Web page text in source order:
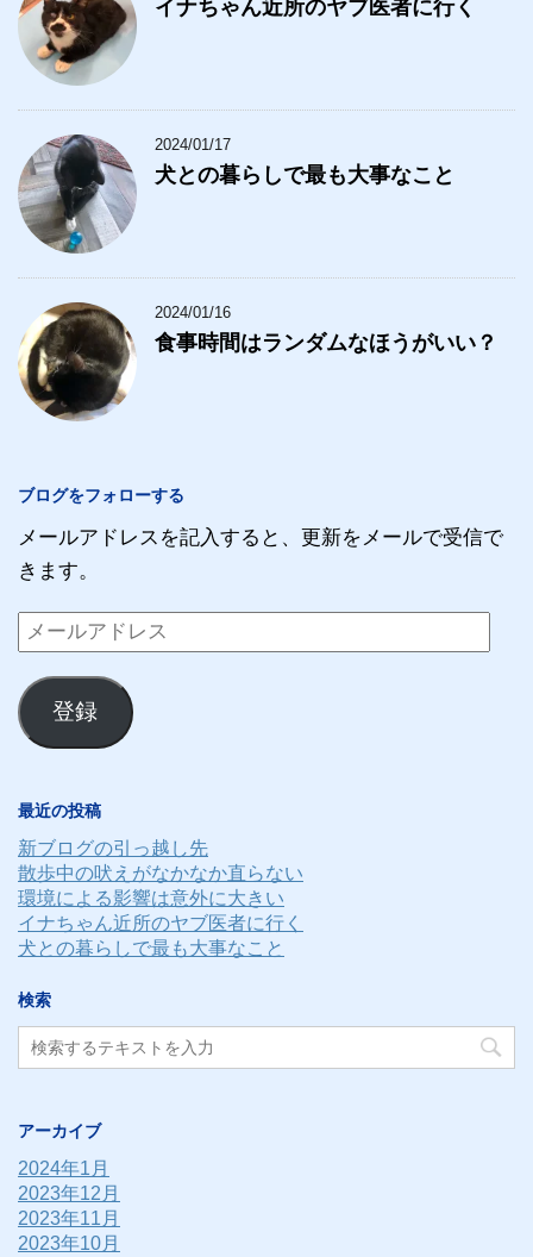
イナちゃん近所のヤブ医者に行く
2024/01/17
犬との暮らしで最も大事なこと
2024/01/16
食事時間はランダムなほうがいい？
ブログをフォローする
メールアドレスを記入すると、更新をメールで受信で
きます。
メ
ー
ル
ア
ス
登録
最近の投稿
新ブログの引っ越し先
散歩中の吠えがなかなか直らない
環境による影響は意外に大きい
イナちゃん近所のヤブ医者に行く
犬との暮らしで最も大事なこと
検索
アーカイブ
2024年1月
2023年12月
2023年11月
2023年10月